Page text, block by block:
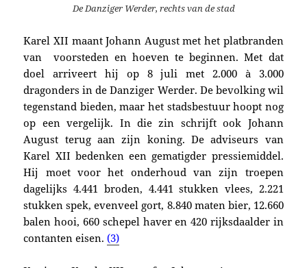
De Danziger Werder, rechts van de stad
Karel XII maant Johann August met het platbranden
van voorsteden en hoeven te beginnen. Met dat
doel arriveert hij op 8 juli met 2.000 à 3.000
dragonders in de Danziger Werder. De bevolking wil
tegenstand bieden, maar het stadsbestuur hoopt nog
op een vergelijk. In die zin schrijft ook Johann
August terug aan zijn koning. De adviseurs van
Karel XII bedenken een gematigder pressiemiddel.
Hij moet voor het onderhoud van zijn troepen
dagelijks 4.441 broden, 4.441 stukken vlees, 2.221
stukken spek, evenveel gort, 8.840 maten bier, 12.660
balen hooi, 660 schepel haver en 420 rijksdaalder in
contanten eisen.(3)